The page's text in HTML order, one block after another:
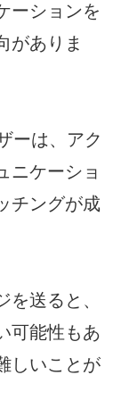
ーションを
がありま
ーは、アク
ニケーショ
チングが成
送ると、
可能性もあ
しいことが